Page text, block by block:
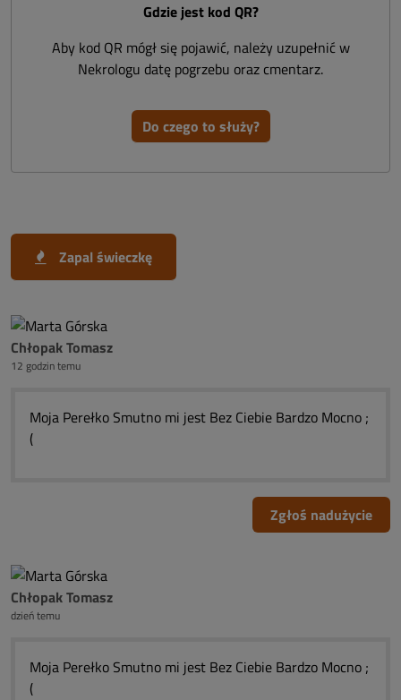
Gdzie jest kod QR?
Aby kod QR mógł się pojawić, należy uzupełnić w
Nekrologu datę pogrzebu oraz cmentarz.
Do czego to służy?
Zapal świeczkę
Chłopak Tomasz
12 godzin temu
Moja Perełko Smutno mi jest Bez Ciebie Bardzo Mocno ;
(
Zgłoś nadużycie
Chłopak Tomasz
dzień temu
Moja Perełko Smutno mi jest Bez Ciebie Bardzo Mocno ;
(